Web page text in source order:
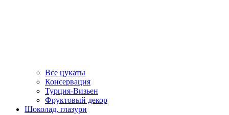
Все цукаты
Консервация
Турция-Визьен
Фруктовый декор
Шоколад, глазури